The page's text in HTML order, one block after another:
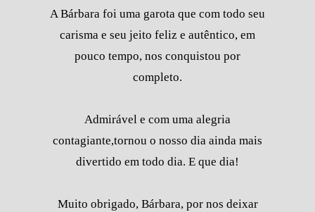
A Bárbara foi uma garota que com todo seu
carisma e seu jeito feliz e autêntico, em
pouco tempo, nos conquistou por
completo.
Admirável e com uma alegria
contagiante,tornou o nosso dia ainda mais
divertido em todo dia. E que dia!
Muito obrigado, Bárbara, por nos deixar